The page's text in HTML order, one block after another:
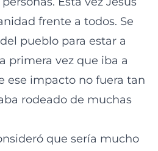
frente a todos. Se
pueblo para estar a
primera vez que iba a
ese impacto no fuera tan
rodeado de muchas
que sería mucho